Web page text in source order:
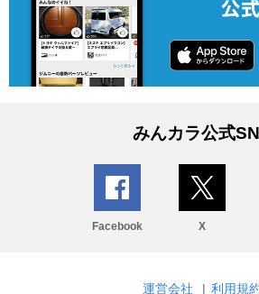
みんカラ公式
Facebook X
運営会社 | 利用規